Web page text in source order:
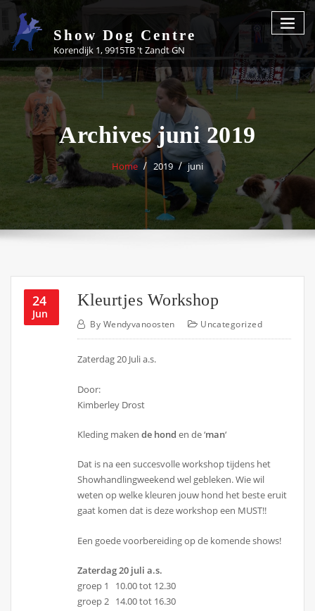
Skip
content
Show Dog Centre
Korendijk 1, 9915TB 't Zandt GN
Archives juni 2019
Home 2019 juni
24
Jun
Kleurtjes Workshop
By Wendyvanoosten Uncategorized
Zaterdag 20 Juli a.s.
Door:
Kimberley Drost
Kleding makende hond en de ‘man‘
Dat is na een succesvolle workshop tijdens het
Showhandlingweekend wel gebleken. Wie wil
weten op welke kleuren jouw hond het beste eruit
gaat komen dat is deze workshop een MUST!!
Een goede voorbereiding op de komende shows!
Zaterdag 20 juli a.s.
groep 1 10.00 tot 12.30
groep 2 14.00 tot 16.30